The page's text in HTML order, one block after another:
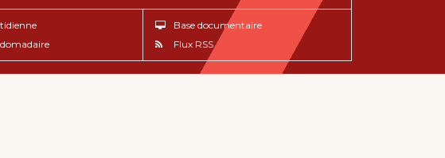
Base documentaire
Flux RSS